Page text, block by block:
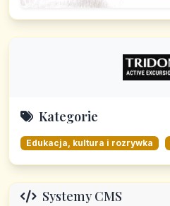
Kategorie
Edukacja, kultura i rozrywka
Systemy CMS